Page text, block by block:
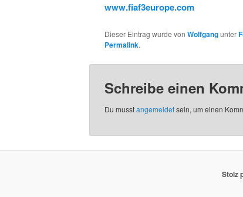
www.fiaf3europe.com
Dieser Eintrag wurde von Wolfgangunter
Permalink.
Schreibe einen
Du musstangemeldetsein, um einen
Stolz